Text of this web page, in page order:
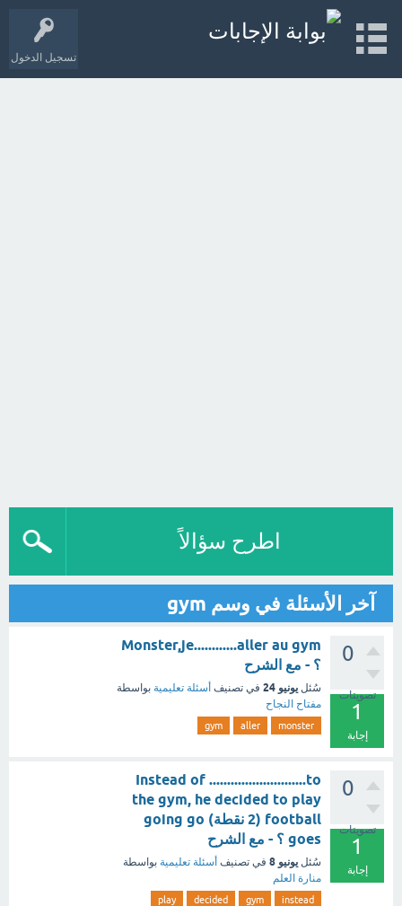
تسجيل الدخول
اطرح سؤالاً
آخر الأسئلة في وسم gym
0
تصويتات
1
إجابة
Monster,je............aller au gym
؟ - مع الشرح
سُئل يونيو 24 في تصنيف أسئلة تعليمية بواسطة
مفتاح النجاح
monster
aller
gym
0
تصويتات
1
إجابة
Instead of ...........................to
the gym, he decided to play
football (2 نقطة) going go
goes ؟ - مع الشرح
سُئل يونيو 8 في تصنيف أسئلة تعليمية بواسطة
منارة العلم
instead
gym
decided
play